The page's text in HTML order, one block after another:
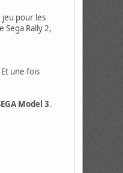
jeu pour les
Rally 2,
Et une fois
Model 3.